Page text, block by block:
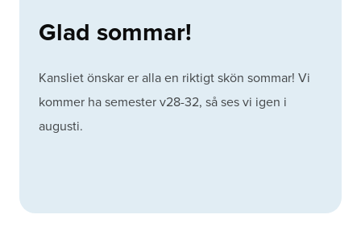
Glad sommar!
Kansliet önskar er alla en riktigt skön sommar! Vi
kommer ha semester v28-32, så ses vi igen i
augusti.